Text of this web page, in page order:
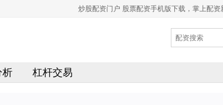
炒股配资门户 股票配资手机版下载，掌上配资
析 杠杆交易